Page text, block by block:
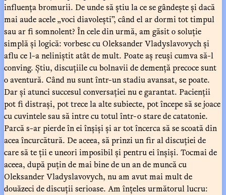
influența bromurii. De unde să știu la ce se gândește și dacă
mai aude acele „voci diavolești”, când el ar dormi tot timpul
sau ar fi somnolent? În cele din urmă, am găsit o soluție
simplă și logică: vorbesc cu Oleksander Vladyslavovych și
aflu ce l-a neliniștit atât de mult. Poate aș reuși cumva să-l
conving. Știu, discuțiile cu bolnavii de demență precoce sunt
o aventură. Când nu sunt într-un stadiu avansat, se poate.
Dar și atunci succesul conversației nu e garantat. Pacienții
pot fi distrași, pot trece la alte subiecte, pot începe să se joace
cu cuvintele sau să intre cu totul într-o stare de catatonie.
Parcă s-ar pierde în ei înșiși și ar tot încerca să se scoată din
acea încurcătură. De aceea, să prinzi un fir al discuției de
care să te ții e uneori imposibil și pentru ei înșiși. Tocmai de
aceea, după puțin de mai bine de un an de muncă cu
Oleksander Vladyslavovych, nu am avut mai mult de
douăzeci de discuții serioase. Am înțeles următorul lucru: